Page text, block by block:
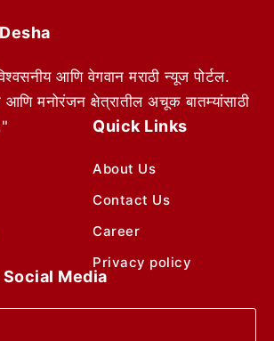
आणि वेगवान मराठी न्यूज पोर्टल.
मनोरंजन क्षेत्रातील अचूक बातम्यांसाठी
Quick Links
About Us
Contact Us
Career
Privacy policy
Media